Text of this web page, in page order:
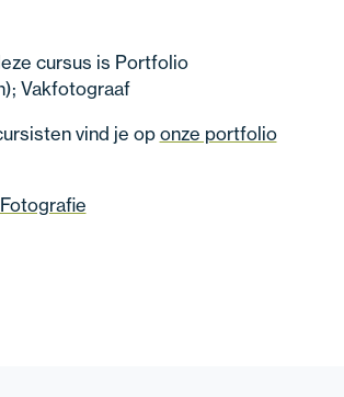
cursus is Portfolio
Vakfotograaf
vind je oponze portfolio